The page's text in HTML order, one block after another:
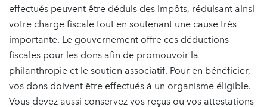
effectués peuvent être déduis des impôts, réduisant ainsi
votre charge fiscale tout en soutenant une cause très
importante. Le gouvernement offre ces déductions
fiscales pour les dons afin de promouvoir la
philanthropie et le soutien associatif. Pour en bénéficier,
vos dons doivent être effectués à un organisme éligible.
Vous devez aussi conservez vos reçus ou vos attestations